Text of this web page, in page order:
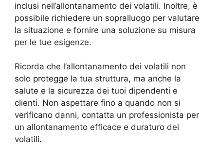
inclusi nell’allontanamento dei volatili. Inoltre, è
possibile richiedere un sopralluogo per valutare
la situazione e fornire una soluzione su misura
per le tue esigenze.
Ricorda che l’allontanamento dei volatili non
solo protegge la tua struttura, ma anche la
salute e la sicurezza dei tuoi dipendenti e
clienti. Non aspettare fino a quando non si
verificano danni, contatta un professionista per
un allontanamento efficace e duraturo dei
volatili.